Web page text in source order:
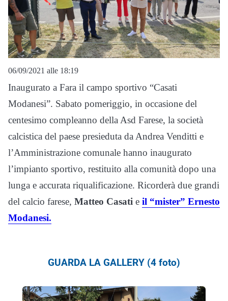
06/09/2021 alle 18:19
Inaugurato a Fara il campo sportivo “Casati
Modanesi”. Sabato pomeriggio, in occasione del
centesimo compleanno della Asd Farese, la società
calcistica del paese presieduta da Andrea Venditti e
l’Amministrazione comunale hanno inaugurato
l’impianto sportivo, restituito alla comunità dopo una
lunga e accurata riqualificazione. Ricorderà due grandi
del calcio farese, Matteo Casati e il “mister” Ernesto
Modanesi.
GUARDA LA GALLERY (4 foto)